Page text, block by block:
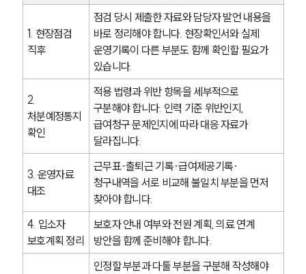
그룹소개
대륜의 강점
오시는 길
글로벌 파트너 로펌
고객의 소리
통합검색
AI대륜
업무사례
주요 업무사례
사례분석/최신동향
법률정보
법률지식인
고객후기
1. 현장점검
직후
점검 당시 제출한 자료와 담당자 발언 내용을
바로 정리해야 합니다. 현장확인서와 실제
운영기록이 다른 부분도 함께 확인할 필요가
있습니다.
2.
처분예정통지
확인
적용 법령과 위반 항목을 세부적으로
구분해야 합니다. 인력 기준 위반인지,
급여청구 문제인지에 따라 대응 자료가
달라집니다.
3. 운영자료
대조
근무표·출퇴근 기록·급여제공기록·
청구내역을 서로 비교해 불일치 부분을 먼저
찾아야 합니다.
4. 입소자
보호계획 정리
보호자 안내 여부와 전원 계획, 의료 연계
방안을 함께 준비해야 합니다.
인정할 부분과 다툴 부분을 구분해 작성해야